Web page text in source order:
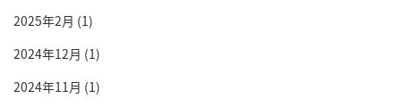
2025年2月 (1)
2024年12月 (1)
2024年11月 (1)